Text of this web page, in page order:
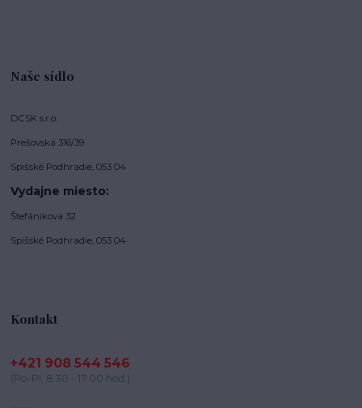
Naše sídlo
DCSK s.r.o.
Prešovská 316/39
Spišské Podhradie, 053 04
Vydajne miesto:
Štefánikova 32
Spišské Podhradie, 053 04
Kontakt
+421 908 544 546
(Po-Pi, 8:30 - 17:00 hod.)